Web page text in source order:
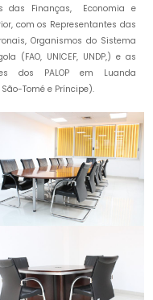
das Finanças, Economia e
com os Representantes das
Organismos do Sistema
(FAO, UNICEF, UNDP,) e as
dos PALOP em Luanda
Tomé e Príncipe).